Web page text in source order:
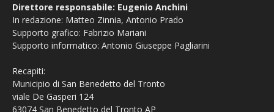
Direttore responsabile: Eugenio Anchini
In redazione: Matteo Zinnia, Antonio Prado
Supporto grafico: Fabrizio Mariani
Supporto informatico: Antonio Giuseppe Pagliarini
Recapiti:
Municipio di San Benedetto del Tronto
viale De Gasperi 124
63074 San Benedetto del Tronto AP